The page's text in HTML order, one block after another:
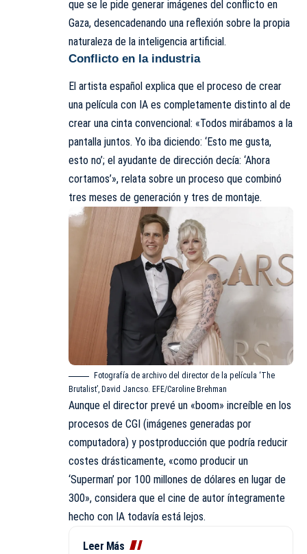
que se le pide generar imágenes del conflicto en
Gaza, desencadenando una reflexión sobre la propia
naturaleza de la inteligencia artificial.
Conflicto en la industria
El artista español explica que el proceso de crear
una película con IA es completamente distinto al de
crear una cinta convencional: «Todos mirábamos a la
pantalla juntos. Yo iba diciendo: ‘Esto me gusta,
esto no’; el ayudante de dirección decía: ‘Ahora
cortamos’», relata sobre un proceso que combinó
tres meses de generación y tres de montaje.
Fotografía de archivo del director de la película ‘The
Brutalist’, David Jancso. EFE/Caroline Brehman
Aunque el director prevé un «boom» increíble en los
procesos de CGI (imágenes generadas por
computadora) y postproducción que podría reducir
costes drásticamente, «como producir un
‘Superman’ por 100 millones de dólares en lugar de
300», considera que el cine de autor íntegramente
hecho con IA todavía está lejos.
Leer Más